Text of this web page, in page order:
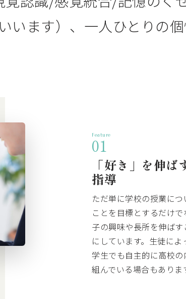
います）、一人ひとりの
Feature
01
「好き」を伸ば
指導
ただ単に学校の授業につ
ことを目標とするだけ
子の興味や長所を伸ばす
にしています。生徒によ
学生でも自主的に高校の
組んでいる場合もありま